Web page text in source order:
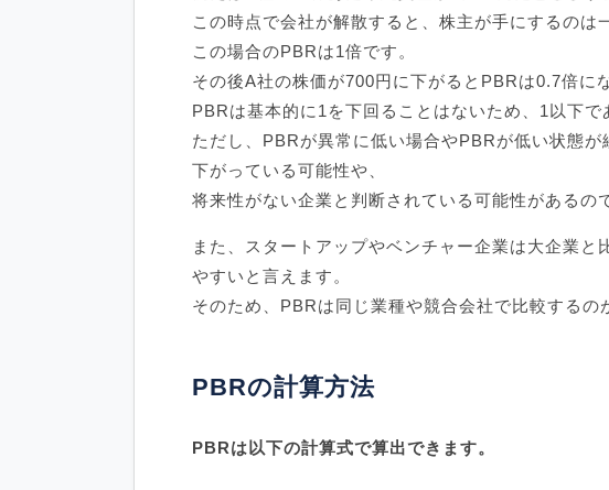
この時点で会社が解散すると、株主が手にするのは
この場合のPBRは1倍です。
その後A社の株価が700円に下がるとPBRは0.7倍に
PBRは基本的に1を下回ることはないため、1以下で
ただし、PBRが異常に低い場合やPBRが低い状態
下がっている可能性や、
将来性がない企業と判断されている可能性があるの
また、スタートアップやベンチャー企業は大企業
やすいと言えます。
そのため、PBRは同じ業種や競合会社で比較するの
PBRの計算方法
PBRは以下の計算式で算出できます。